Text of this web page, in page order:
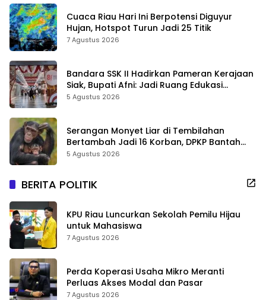
Cuaca Riau Hari Ini Berpotensi Diguyur
Hujan, Hotspot Turun Jadi 25 Titik
7 Agustus 2026
Bandara SSK II Hadirkan Pameran Kerajaan
Siak, Bupati Afni: Jadi Ruang Edukasi
Sejarah Riau
5 Agustus 2026
Serangan Monyet Liar di Tembilahan
Bertambah Jadi 16 Korban, DPKP Bantah
Video Gerombolan Viral
5 Agustus 2026
BERITA POLITIK
KPU Riau Luncurkan Sekolah Pemilu Hijau
untuk Mahasiswa
7 Agustus 2026
Perda Koperasi Usaha Mikro Meranti
Perluas Akses Modal dan Pasar
7 Agustus 2026